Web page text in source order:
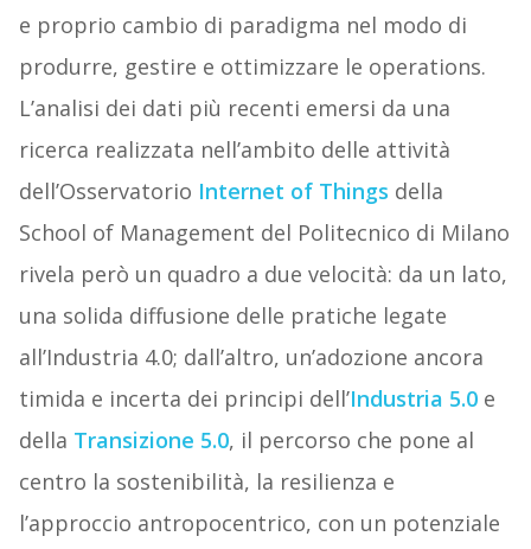
e proprio cambio di paradigma nel modo di
produrre, gestire e ottimizzare le operations.
L’analisi dei dati più recenti emersi da una
ricerca realizzata nell’ambito delle attività
dell’Osservatorio Internet of Things della
School of Management del Politecnico di Milano
rivela però un quadro a due velocità: da un lato,
una solida diffusione delle pratiche legate
all’Industria 4.0; dall’altro, un’adozione ancora
timida e incerta dei principi dell’Industria 5.0e
della Transizione 5.0, il percorso che pone al
centro la sostenibilità, la resilienza e
l’approccio antropocentrico, con un potenziale